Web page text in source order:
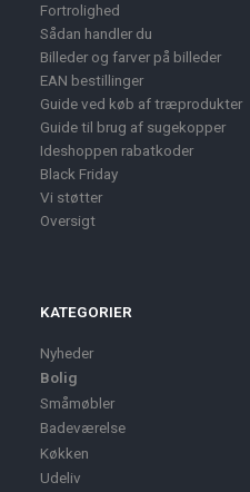
Fortrolighed
Sådan handler du
Billeder og farver på billeder
EAN bestillinger
Guide ved køb af træprodukter
Guide til brug af sugekopper
Ideshoppen rabatkoder
Black Friday
Vi støtter
Oversigt
KATEGORIER
Nyheder
Bolig
Småmøbler
Badeværelse
Køkken
Udeliv